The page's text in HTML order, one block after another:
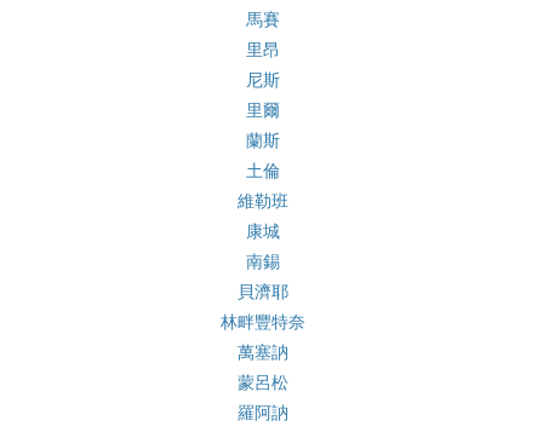
馬賽
里昂
尼斯
里爾
蘭斯
土倫
維勒班
康城
南錫
貝濟耶
林畔豐特奈
萬塞訥
蒙呂松
羅阿訥